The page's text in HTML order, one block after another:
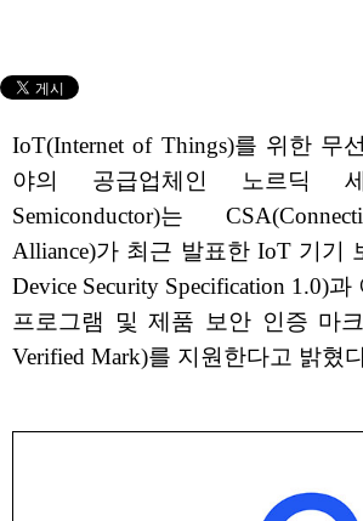
IoT(Internet of Things)를 위한 무
야의 공급업체인 노르딕 세
Semiconductor)는
Alliance)가 최근 발표한 IoT 기기
Device Security Specification 1.0)
프로그램 및 제품 보안 인증 마크
Verified Mark)를 지원한다고 밝혔